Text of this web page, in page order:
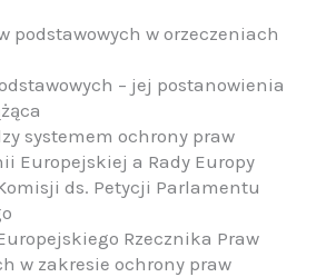
podstawowych w orzeczeniach
– jej postanowienia
systemem ochrony praw
Europejskiej a Rady Europy
ds. Petycji Parlamentu
Rzecznika Praw
w zakresie ochrony praw